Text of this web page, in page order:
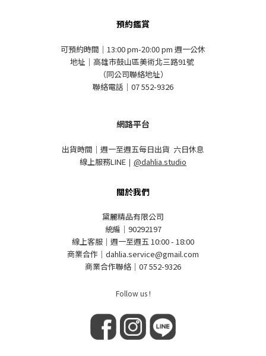
預約鑑賞
可預約時間｜13:00 pm-20:00 pm 週一公休
地址｜高雄市鼓山區美術北三路91號
（同公司聯絡地址）
聯絡電話｜07 552-9326
網路平台
出貨時間｜週一至週五每日出貨 六日休息
線上服務LINE ｜ @dahlia.studio
關於我們
黛麗精品有限公司
統編｜90292197
線上客服｜週一至週五 10:00 - 18:00
商業合作｜dahlia.service@gmail.com
商業合作聯絡｜07 552-9326
Follow us !